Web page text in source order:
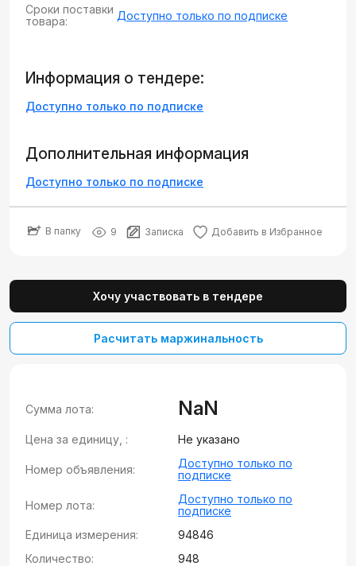
Сроки поставки
товара:
Доступно только по подписке
Информация о тендере:
Доступно только по подписке
Дополнительная информация
Доступно только по подписке
В папку 9 Записка Добавить в Избранное
Хочу участвовать в тендере
Расчитать маржинальность
Сумма лота: NaN
Цена за единицу, : Не указано
Номер объявления:
Доступно только по
подписке
Номер лота:
Доступно только по
подписке
Единица измерения:
94846
Количество:
948